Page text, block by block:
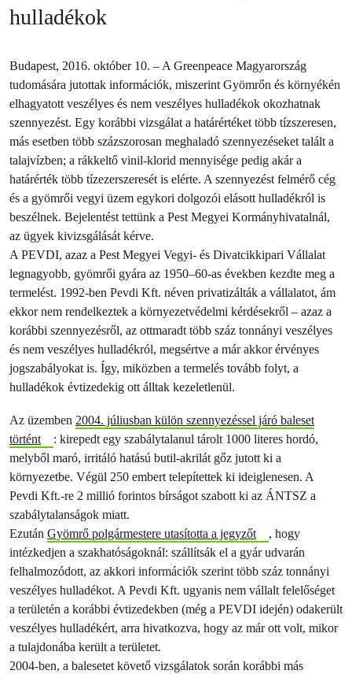
hulladékok
Budapest, 2016. október 10. – A Greenpeace Magyarország
tudomására jutottak információk, miszerint Gyömrőn és környékén
elhagyatott veszélyes és nem veszélyes hulladékok okozhatnak
szennyezést. Egy korábbi vizsgálat a határértéket több tízszeresen,
más esetben több százszorosan meghaladó szennyezéseket talált a
talajvízben; a rákkeltő vinil-klorid mennyisége pedig akár a
határérték több tízezerszeresét is elérte. A szennyezést felmérő cég
és a gyömrői vegyi üzem egykori dolgozói elásott hulladékról is
beszélnek. Bejelentést tettünk a Pest Megyei Kormányhivatalnál,
az ügyek kivizsgálását kérve.
A PEVDI, azaz a Pest Megyei Vegyi- és Divatcikkipari Vállalat
legnagyobb, gyömrői gyára az 1950–60-as években kezdte meg a
termelést. 1992-ben Pevdi Kft. néven privatizálták a vállalatot, ám
ekkor nem rendelkeztek a környezetvédelmi kérdésekről – azaz a
korábbi szennyezésről, az ottmaradt több száz tonnányi veszélyes
és nem veszélyes hulladékról, megsértve a már akkor érvényes
jogszabályokat is. Így, miközben a termelés tovább folyt, a
hulladékok évtizedekig ott álltak kezeletlenül.
Az üzemben 2004. júliusban külön szennyezéssel járó baleset
történt
: kirepedt egy szabálytalanul tárolt 1000 literes hordó,
melyből maró, irritáló hatású butil-akrilát gőz jutott ki a
környezetbe. Végül 250 embert telepítettek ki ideiglenesen. A
Pevdi Kft.-re 2 millió forintos bírságot szabott ki az ÁNTSZ a
szabálytalanságok miatt.
Ezután Gyömrő polgármestere utasította a jegyzőt
, hogy
intézkedjen a szakhatóságoknál: szállítsák el a gyár udvarán
felhalmozódott, az akkori információk szerint több száz tonnányi
veszélyes hulladékot. A Pevdi Kft. ugyanis nem vállalt felelőséget
a területén a korábbi évtizedekben (még a PEVDI idején) odakerült
veszélyes hulladékért, arra hivatkozva, hogy az már ott volt, mikor
a tulajdonába került a területet.
2004-ben, a balesetet követő vizsgálatok során korábbi más